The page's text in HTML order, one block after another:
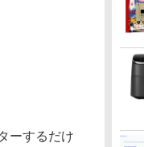
ーするだけ